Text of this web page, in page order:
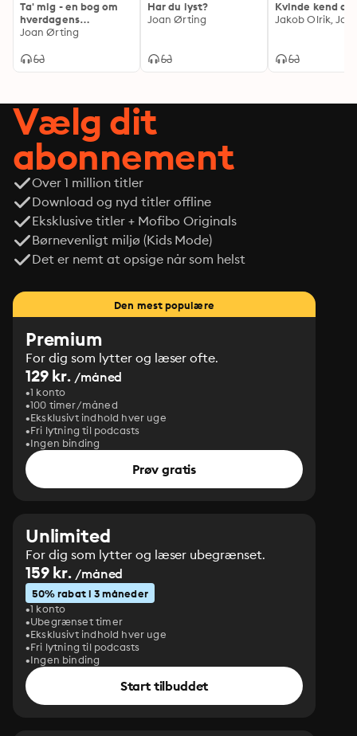
Ta' mig - en bog om
hverdagens
forførelser
Joan Ørting
Har du lyst?
Joan Ørting
Kvinde kend
Vælg dit
abonnement
Over 1 million titler
Download og nyd titler offline
Eksklusive titler + Mofibo Originals
Børnevenligt miljø (Kids Mode)
Det er nemt at opsige når som helst
Den mest populære
Premium
For dig som lytter og læser ofte.
129 kr. /måned
1 konto
100 timer/måned
Eksklusivt indhold hver uge
Fri lytning til podcasts
Ingen binding
Prøv gratis
Unlimited
For dig som lytter og læser ubegrænset.
159 kr. /måned
50% rabat i 3 måneder
1 konto
Ubegrænset timer
Eksklusivt indhold hver uge
Fri lytning til podcasts
Ingen binding
Start tilbuddet